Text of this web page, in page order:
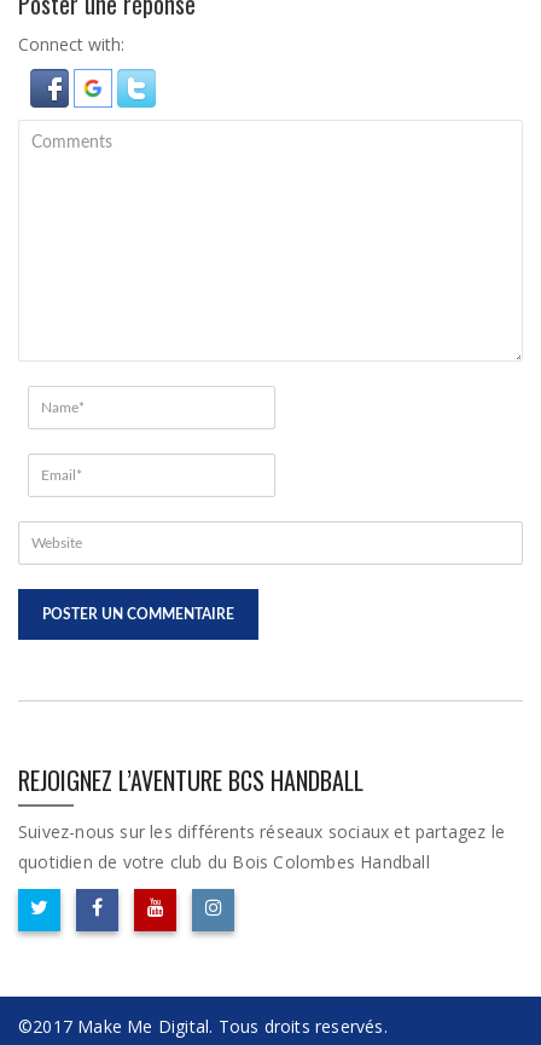
Connect with:
REJOIGNEZ L’AVENTURE BCS HANDBALL
Suivez-nous sur les différents réseaux sociaux et partagez le
quotidien de votre club du Bois Colombes Handball
©2017 Make Me Digital. Tous droits reservés.